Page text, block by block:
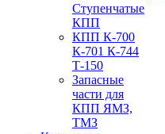
Ступенчатые
КПП
КПП К-700
К-701 К-744
Т-150
Запасные
части для
КПП ЯМЗ,
ТМЗ